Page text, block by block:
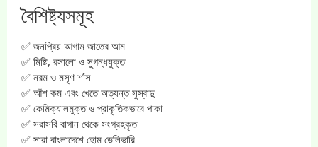
বৈশিষ্ট্যসমূহ
✅ জনপ্রিয় আগাম জাতের আম
✅ মিষ্টি, রসালো ও সুগন্ধযুক্ত
✅ নরম ও মসৃণ শাঁস
✅ আঁশ কম এবং খেতে অত্যন্ত সুস্বাদু
✅ কেমিক্যালমুক্ত ও প্রাকৃতিকভাবে পাকা
✅ সরাসরি বাগান থেকে সংগ্রহকৃত
✅ সারা বাংলাদেশে হোম ডেলিভারি